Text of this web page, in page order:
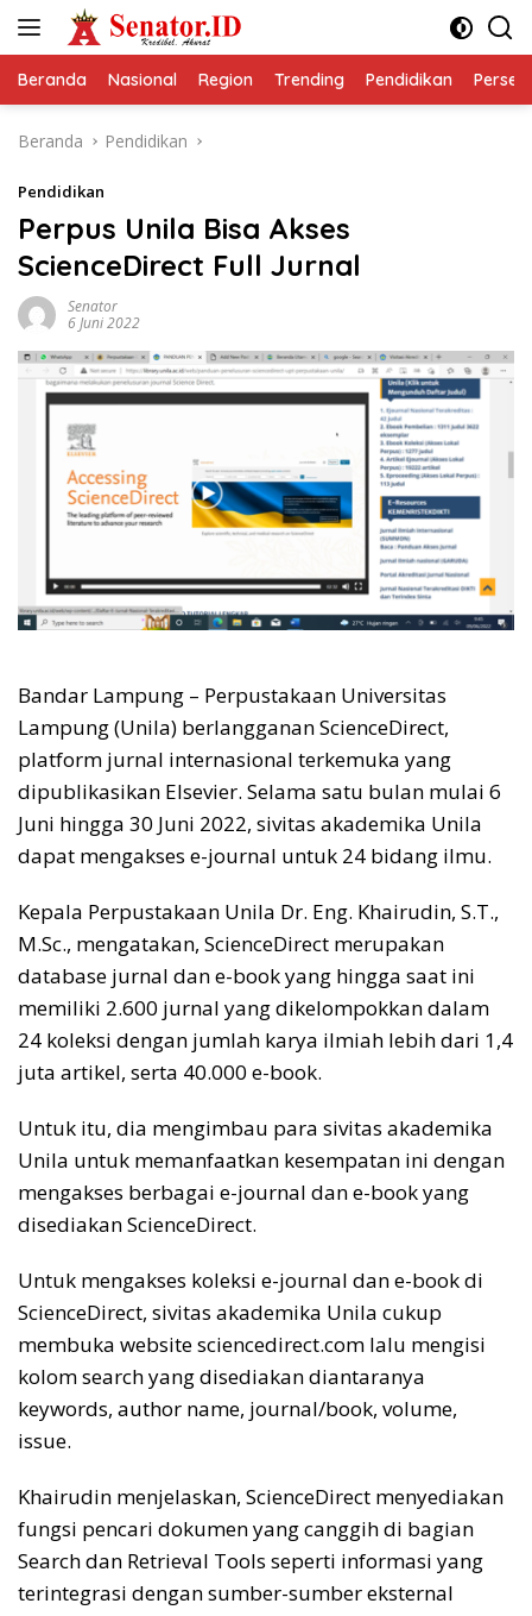
Beranda Nasional Region Trending Pendidikan
Beranda Pendidikan
Pendidikan
Perpus Unila Bisa Akses
ScienceDirect Full Jurnal
Senator
6 Juni 2022
Bandar Lampung – Perpustakaan Universitas
Lampung (Unila) berlangganan ScienceDirect,
platform jurnal internasional terkemuka yang
dipublikasikan Elsevier. Selama satu bulan mulai 6
Juni hingga 30 Juni 2022, sivitas akademika Unila
dapat mengakses e-journal untuk 24 bidang ilmu.
Kepala Perpustakaan Unila Dr. Eng. Khairudin, S.T.,
M.Sc., mengatakan, ScienceDirect merupakan
database jurnal dan e-book yang hingga saat ini
memiliki 2.600 jurnal yang dikelompokkan dalam
24 koleksi dengan jumlah karya ilmiah lebih dari 1,4
juta artikel, serta 40.000 e-book.
Untuk itu, dia mengimbau para sivitas akademika
Unila untuk memanfaatkan kesempatan ini dengan
mengakses berbagai e-journal dan e-book yang
disediakan ScienceDirect.
Untuk mengakses koleksi e-journal dan e-book di
ScienceDirect, sivitas akademika Unila cukup
membuka website sciencedirect.com lalu mengisi
kolom search yang disediakan diantaranya
keywords, author name, journal/book, volume,
issue.
Khairudin menjelaskan, ScienceDirect menyediakan
fungsi pencari dokumen yang canggih di bagian
Search dan Retrieval Tools seperti informasi yang
terintegrasi dengan sumber-sumber eksternal